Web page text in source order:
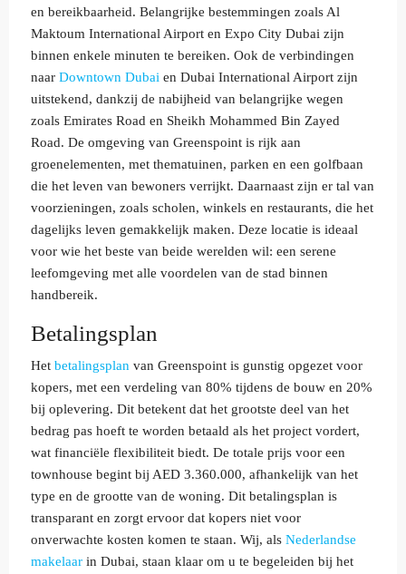
en bereikbaarheid. Belangrijke bestemmingen zoals Al
Maktoum International Airport en Expo City Dubai zijn
binnen enkele minuten te bereiken. Ook de verbindingen
naar Downtown Dubai en Dubai International Airport zijn
uitstekend, dankzij de nabijheid van belangrijke wegen
zoals Emirates Road en Sheikh Mohammed Bin Zayed
Road. De omgeving van Greenspoint is rijk aan
groenelementen, met thematuinen, parken en een golfbaan
die het leven van bewoners verrijkt. Daarnaast zijn er tal van
voorzieningen, zoals scholen, winkels en restaurants, die het
dagelijks leven gemakkelijk maken. Deze locatie is ideaal
voor wie het beste van beide werelden wil: een serene
leefomgeving met alle voordelen van de stad binnen
handbereik.
Betalingsplan
Het betalingsplan van Greenspoint is gunstig opgezet voor
kopers, met een verdeling van 80% tijdens de bouw en 20%
bij oplevering. Dit betekent dat het grootste deel van het
bedrag pas hoeft te worden betaald als het project vordert,
wat financiële flexibiliteit biedt. De totale prijs voor een
townhouse begint bij AED 3.360.000, afhankelijk van het
type en de grootte van de woning. Dit betalingsplan is
transparant en zorgt ervoor dat kopers niet voor
onverwachte kosten komen te staan. Wij, als Nederlandse
makelaar in Dubai, staan klaar om u te begeleiden bij het